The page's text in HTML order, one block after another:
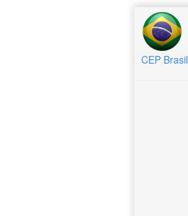
CEP Brasil